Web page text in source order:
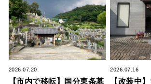
2026.07.20
【市内で移転】国分東条墓
2026.07.16
【改装中